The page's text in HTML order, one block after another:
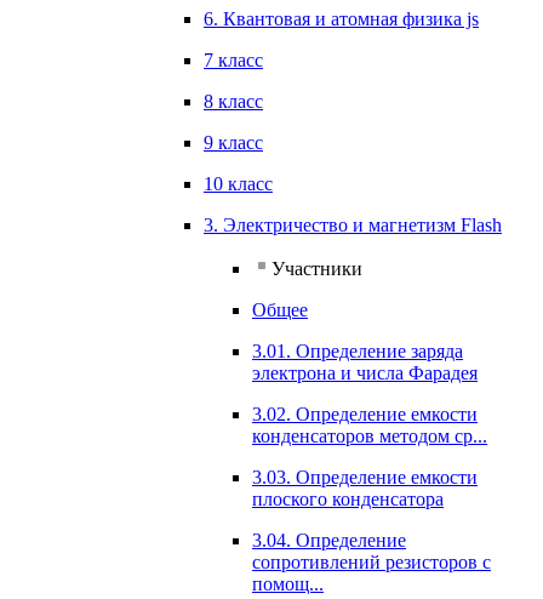
6. Квантовая и атомная физика js
7 класс
8 класс
9 класс
10 класс
3. Электричество и магнетизм Flash
Участники
Общее
3.01. Определение заряда
электрона и числа Фарадея
3.02. Определение емкости
конденсаторов методом ср...
3.03. Определение емкости
плоского конденсатора
3.04. Определение
сопротивлений резисторов с
помощ...